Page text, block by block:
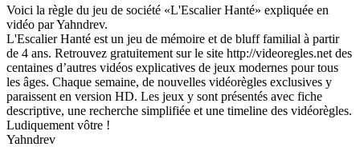
Voici la règle du jeu de société «L'Escalier Hanté» expliquée en
vidéo par Yahndrev.
L'Escalier Hanté est un jeu de mémoire et de bluff familial à partir
de 4 ans. Retrouvez gratuitement sur le site http://videoregles.net des
centaines d’autres vidéos explicatives de jeux modernes pour tous
les âges. Chaque semaine, de nouvelles vidéorègles exclusives y
paraissent en version HD. Les jeux y sont présentés avec fiche
descriptive, une recherche simplifiée et une timeline des vidéorègles.
Ludiquement vôtre !
Yahndrev